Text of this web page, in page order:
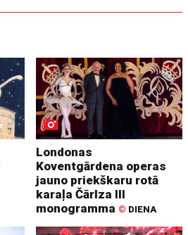
Londonas
Koventgārdena operas
jauno priekškaru rotā
karaļa Čārlza III
monogramma © DIENA